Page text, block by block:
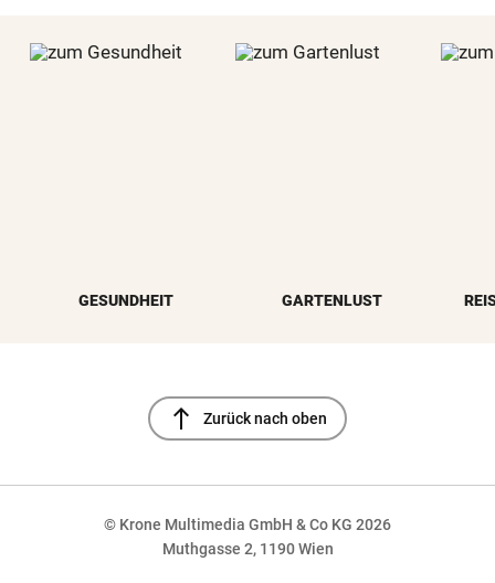
GESUNDHEIT GARTENLUST
north Zurück nach oben
© Krone Multimedia GmbH & Co KG 2026
Muthgasse 2, 1190 Wien